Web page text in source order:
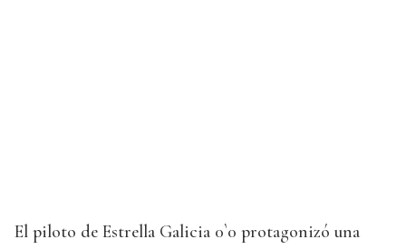
El piloto de Estrella Galicia 0`0 protagonizó una